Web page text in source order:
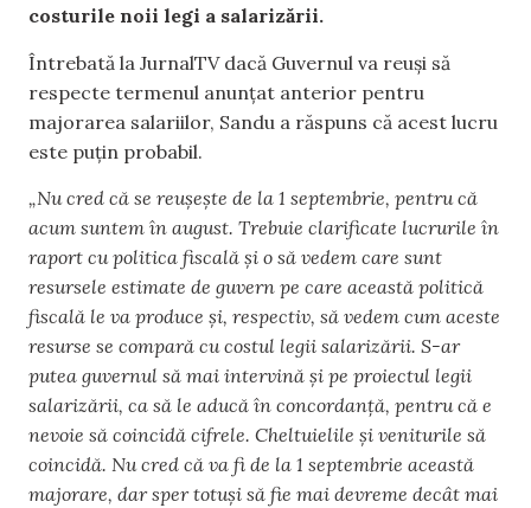
costurile noii legi a salarizării.
Întrebată la JurnalTV dacă Guvernul va reuși să
respecte termenul anunțat anterior pentru
majorarea salariilor, Sandu a răspuns că acest lucru
este puțin probabil.
„Nu cred că se reușește de la 1 septembrie, pentru că
acum suntem în august. Trebuie clarificate lucrurile în
raport cu politica fiscală și o să vedem care sunt
resursele estimate de guvern pe care această politică
fiscală le va produce și, respectiv, să vedem cum aceste
resurse se compară cu costul legii salarizării. S-ar
putea guvernul să mai intervină și pe proiectul legii
salarizării, ca să le aducă în concordanță, pentru că e
nevoie să coincidă cifrele. Cheltuielile și veniturile să
coincidă. Nu cred că va fi de la 1 septembrie această
majorare, dar sper totuși să fie mai devreme decât mai